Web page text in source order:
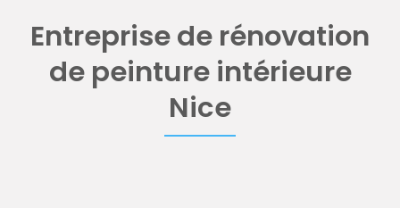
Entreprise de rénovation
de peinture intérieure
Nice